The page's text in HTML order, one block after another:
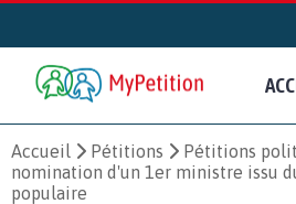
Accueil Pétitions Pétitions
nomination d'un 1er ministre issu
populaire